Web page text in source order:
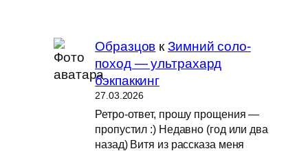
Образцов кЗимний соло-
поход — ультрахард
бэкпаккинг
27.03.2026
Ретро-ответ, прошу прощения —
пропустил :) Недавно (год или два
назад) Витя из рассказа меня